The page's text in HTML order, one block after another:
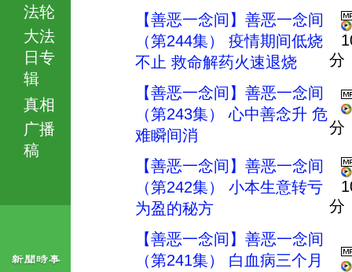
法轮
大法
日专
辑
真相
广播
稿
【善恶一念间】善恶一念间
（第244集） 疫情期间低烧
不止 救命解药火速退烧
分
【善恶一念间】善恶一念间
（第243集） 心中善念升 危
难瞬间消
分
【善恶一念间】善恶一念间
（第242集） 小本生意转亏
为盈的秘方
分
【善恶一念间】善恶一念间
（第241集） 白血病三个月